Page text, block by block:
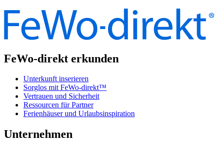
FeWo-direkt erkunden
Unterkunft inserieren
Sorglos mit FeWo-direkt™
Vertrauen und Sicherheit
Ressourcen für Partner
Ferienhäuser und Urlaubsinspiration
Unternehmen